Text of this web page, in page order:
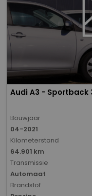
Audi A3 - Sportback
Bouwjaar
04-2021
Kilometerstand
64.901 km
Transmissie
Automaat
Brandstof